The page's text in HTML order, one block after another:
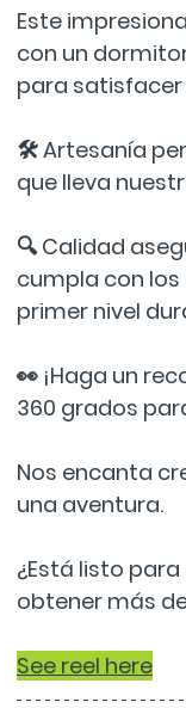
Este
con un
para satisfacer
🛠️ Artesanía
que lleva
🔍 Calidad
cumpla con
primer nivel
👀 ¡Haga un
360 ​​grados
Nos encanta
una aventura.
¿Está listo
obtener más
See reel here